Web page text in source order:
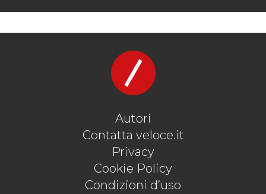
Autori
Contatta veloce.it
Privacy
Cookie Policy
Condizioni d’uso